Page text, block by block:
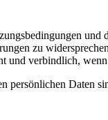
zu
und verbindlich,
persönlichen Daten